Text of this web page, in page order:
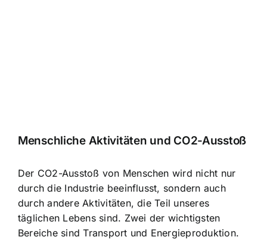
Menschliche Aktivitäten und CO2-Ausstoß
Der CO2-Ausstoß von Menschen wird nicht nur
durch die Industrie beeinflusst, sondern auch
durch andere Aktivitäten, die Teil unseres
täglichen Lebens sind. Zwei der wichtigsten
Bereiche sind Transport und Energieproduktion.